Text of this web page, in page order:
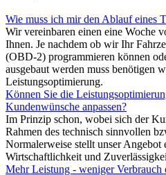
Wie muss ich mir den Ablauf eines
Wir vereinbaren einen eine Woche
Ihnen. Je nachdem ob wir Ihr
(OBD-2) programmieren können
ausgebaut werden muss benötigen
Leistungsoptimierung.
Können Sie die
Kundenwünsche anpassen?
Im Prinzip schon, wobei sich der
Rahmen des technisch sinnvollen
Normalerweise stellt unser
Wirtschaftlichkeit und
Mehr Leistung - weniger